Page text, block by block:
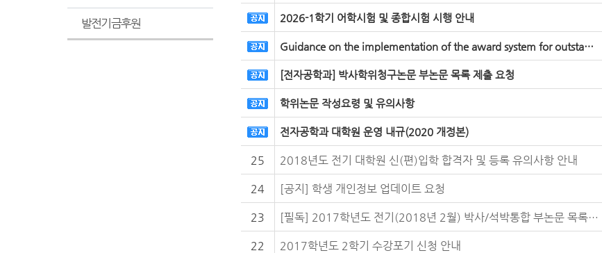
발전기금후원 2026-1학기 어학시험 및 종합시험 시행 안내
Guidance on the implementation of the award system for outstanding graduate students at the Electron
[전자공학과] 박사학위청구논문 부논문 목록 제출 요청
학위논문 작성요령 및 유의사항
전자공학과 대학원 운영 내규(2020 개정본)
25 2018년도 전기 대학원 신(편)입학 합격자 및 등록 유의사항 안내
24 [공지] 학생 개인정보 업데이트 요청
23 [필독] 2017학년도 전기(2018년 2월) 박사/석박통합 부논문 목록(학과 제출용) 제출 안내
22 2017학년도 2학기 수강포기 신청 안내